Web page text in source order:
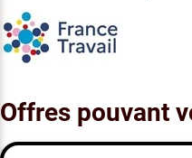
Offres pouvant